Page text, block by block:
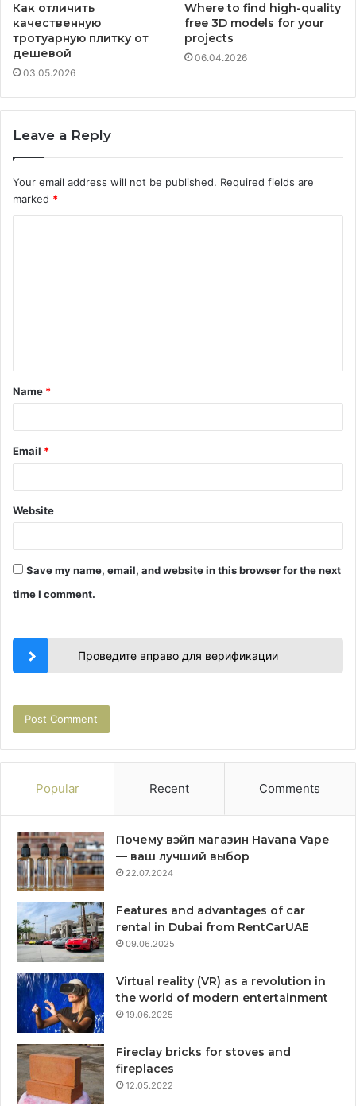
Как отличить
качественную
тротуарную плитку от
дешевой
03.05.2026
Where to find high-quality
free 3D models for your
projects
06.04.2026
Leave a Reply
Your email address will not be published. Required fields are
marked *
t
*
Name *
Email *
Website
Save my name, email, and website in this browser for the next
time I comment.
Проведите вправо для верификации
Popular Recent Comments
Почему вэйп магазин Havana Vape
— ваш лучший выбор
22.07.2024
Features and advantages of car
rental in Dubai from RentCarUAE
09.06.2025
Virtual reality (VR) as a revolution in
the world of modern entertainment
19.06.2025
Fireclay bricks for stoves and
fireplaces
12.05.2022